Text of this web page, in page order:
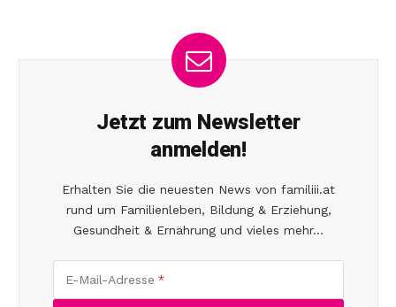
Jetzt zum Newsletter
anmelden!
Erhalten Sie die neuesten News von familiii.at
rund um Familienleben, Bildung & Erziehung,
Gesundheit & Ernährung und vieles mehr...
E-Mail-Adresse